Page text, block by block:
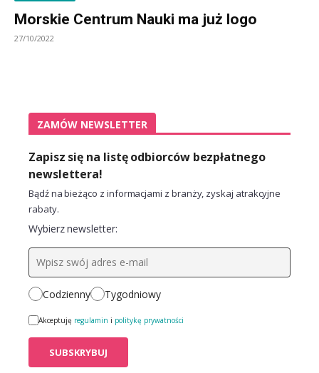
Morskie Centrum Nauki ma już logo
27/10/2022
ZAMÓW NEWSLETTER
Zapisz się na listę odbiorców bezpłatnego
newslettera!
Bądź na bieżąco z informacjami z branży, zyskaj atrakcyjne
rabaty.
Wybierz newsletter:
Codzienny Tygodniowy
Akceptuję regulamin i politykę prywatności